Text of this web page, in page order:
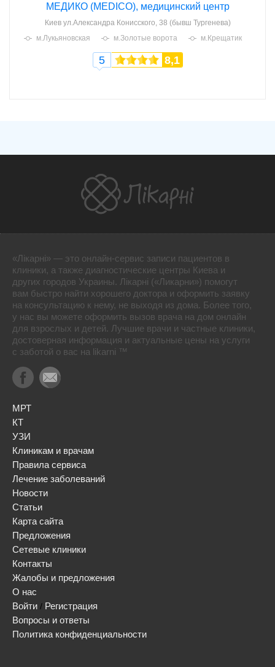
МЕДИКО (MEDICO), медицинский центр
Киев ул.Александра Конисского, 38 (бывш Тургенева)
м.Лукьяновская
м.Золотые ворота м.Крещатик
5 8,1
«Лікарні» — это онлайн-сервис записи пациентов в
клиники, а также диагностические центры Киева и
других городов Украины. Лікарні («Ликарни») помогут
вам быстро найти хорошего доктора и оформить заявку
на консультацию к нему, не выходя из дома. Более того,
у нас вы можете оформить вызов врача на дом онлайн
для взрослых и детей. Лучшие врачи и частные клиники,
достоверная информация и актуальные цены на услуги
с заботой о вас на likarni ™
МРТ
КТ
УЗИ
Клиникам и врачам
Правила сервиса
Лечение заболеваний
Новости
Статьи
Карта сайта
Предложения
Сетевые клиники
Контакты
Жалобы и предложения
О нас
Войти / Регистрация
Вопросы и ответы
Политика конфиденциальности